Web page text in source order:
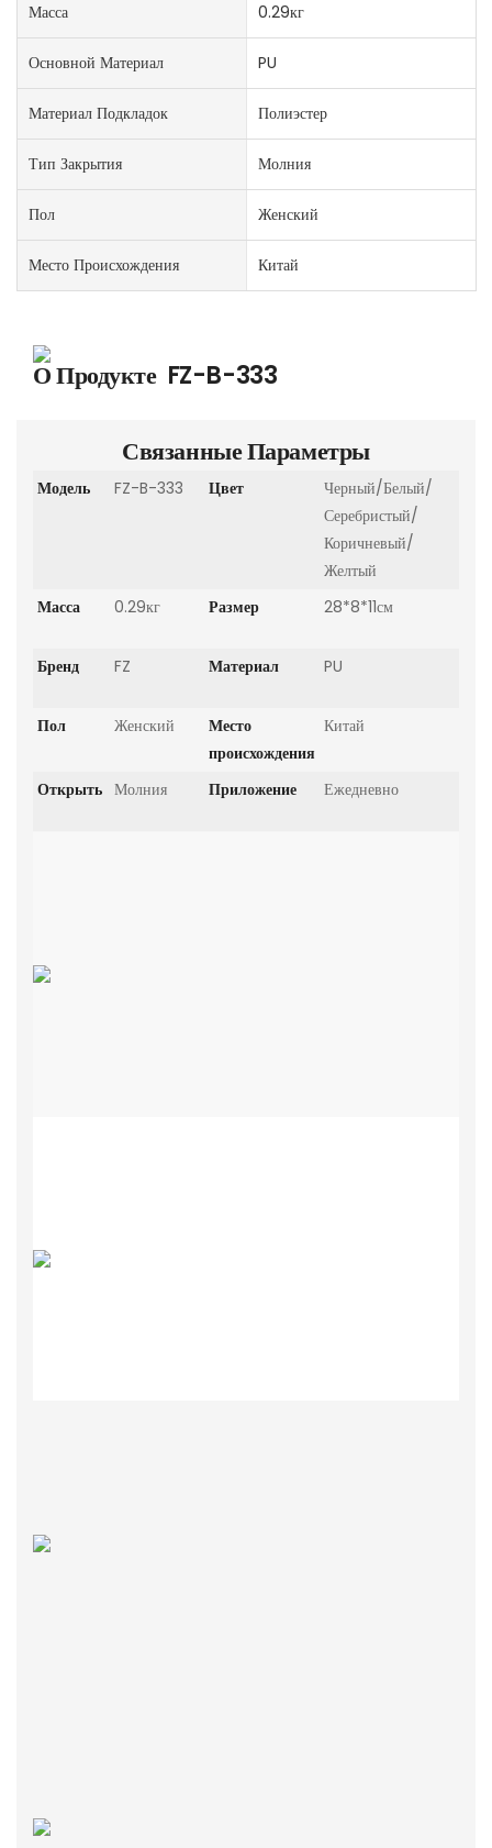
Масса 0.29кг
Основной Материал PU
Материал Подкладок Полиэстер
Тип Закрытия Молния
Пол Женский
Место Происхождения Китай
О Продукте FZ-B-333
Связанные Параметры
Модель FZ-B-333 Цвет
Черный/Белый/
Серебристый/
Коричневый/
Желтый
Масса
0.29кг Размер 28*8*11см
Бренд FZ Материал PU
Пол Женский
Место
происхождения
Китай
Открыть Молния Приложение Ежедневно